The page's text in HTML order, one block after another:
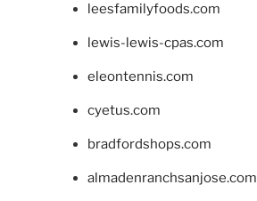
leesfamilyfoods.com
lewis-lewis-cpas.com
eleontennis.com
cyetus.com
bradfordshops.com
almadenranchsanjose.com